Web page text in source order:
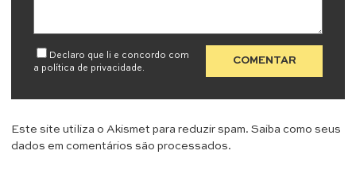
Declaro que li e concordo com
a política de privacidade.
Este site utiliza o Akismet para reduzir spam. Saiba como seus
dados em comentários são processados.